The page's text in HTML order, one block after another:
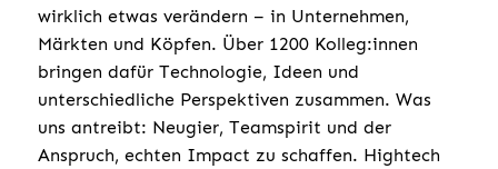
wirklich etwas verändern – in Unternehmen,
Märkten und Köpfen. Über 1200 Kolleg:innen
bringen dafür Technologie, Ideen und
unterschiedliche Perspektiven zusammen. Was
uns antreibt: Neugier, Teamspirit und der
Anspruch, echten Impact zu schaffen. Hightech